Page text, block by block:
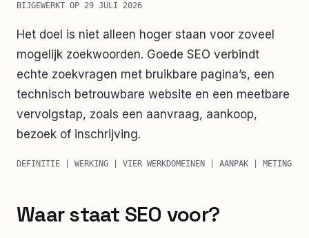
BIJGEWERKT OP 29 JULI 2026
Het doel is niet alleen hoger staan voor zoveel
mogelijk zoekwoorden. Goede SEO verbindt
echte zoekvragen met bruikbare pagina’s, een
technisch betrouwbare website en een meetbare
vervolgstap, zoals een aanvraag, aankoop,
bezoek of inschrijving.
DEFINITIE | WERKING | VIER WERKDOMEINEN | AANPAK | METING
Waar staat SEO voor?